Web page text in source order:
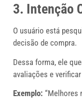
3. Intenção
O usuário está
decisão de compra.
Dessa forma, ele
avaliações e
Exemplo: “Melhores